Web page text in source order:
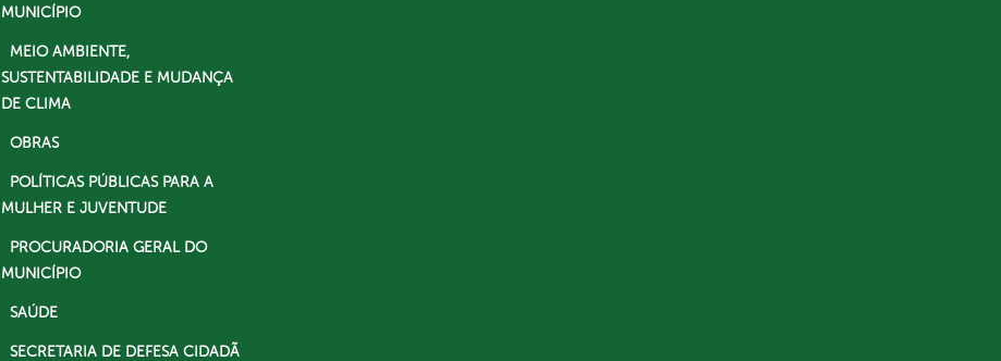
MUNICÍPIO
MEIO AMBIENTE,
SUSTENTABILIDADE E MUDANÇA
DE CLIMA
OBRAS
POLÍTICAS PÚBLICAS PARA A
MULHER E JUVENTUDE
PROCURADORIA GERAL DO
MUNICÍPIO
SAÚDE
SECRETARIA DE DEFESA CIDADÃ